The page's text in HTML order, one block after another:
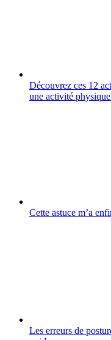
Découvrez ces 12
une activité
Cette astuce m’a
Les erreurs de